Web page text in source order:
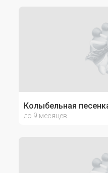
Колыбельная
до 9 месяцев